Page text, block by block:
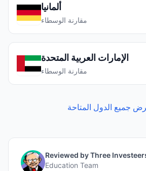
ألمانيا
مقارنة الوسطاء
الإمارات العربية المتحدة
مقارنة الوسطاء
جميع الدول المتاحة
Reviewed byThree
Education Team